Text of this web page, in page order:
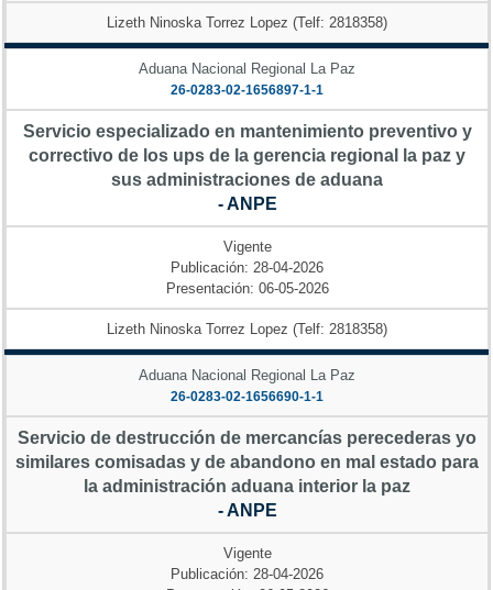
Lizeth Ninoska Torrez Lopez (Telf: 2818358)
Aduana Nacional Regional La Paz
26-0283-02-1656897-1-1
Servicio especializado en mantenimiento preventivo y
correctivo de los ups de la gerencia regional la paz y
sus administraciones de aduana
- ANPE
Vigente
Publicación: 28-04-2026
Presentación: 06-05-2026
Lizeth Ninoska Torrez Lopez (Telf: 2818358)
Aduana Nacional Regional La Paz
26-0283-02-1656690-1-1
Servicio de destrucción de mercancías perecederas yo
similares comisadas y de abandono en mal estado para
la administración aduana interior la paz
- ANPE
Vigente
Publicación: 28-04-2026